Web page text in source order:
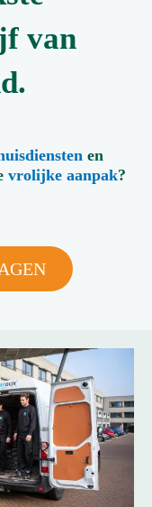
van
en
vrolijke aanpak?